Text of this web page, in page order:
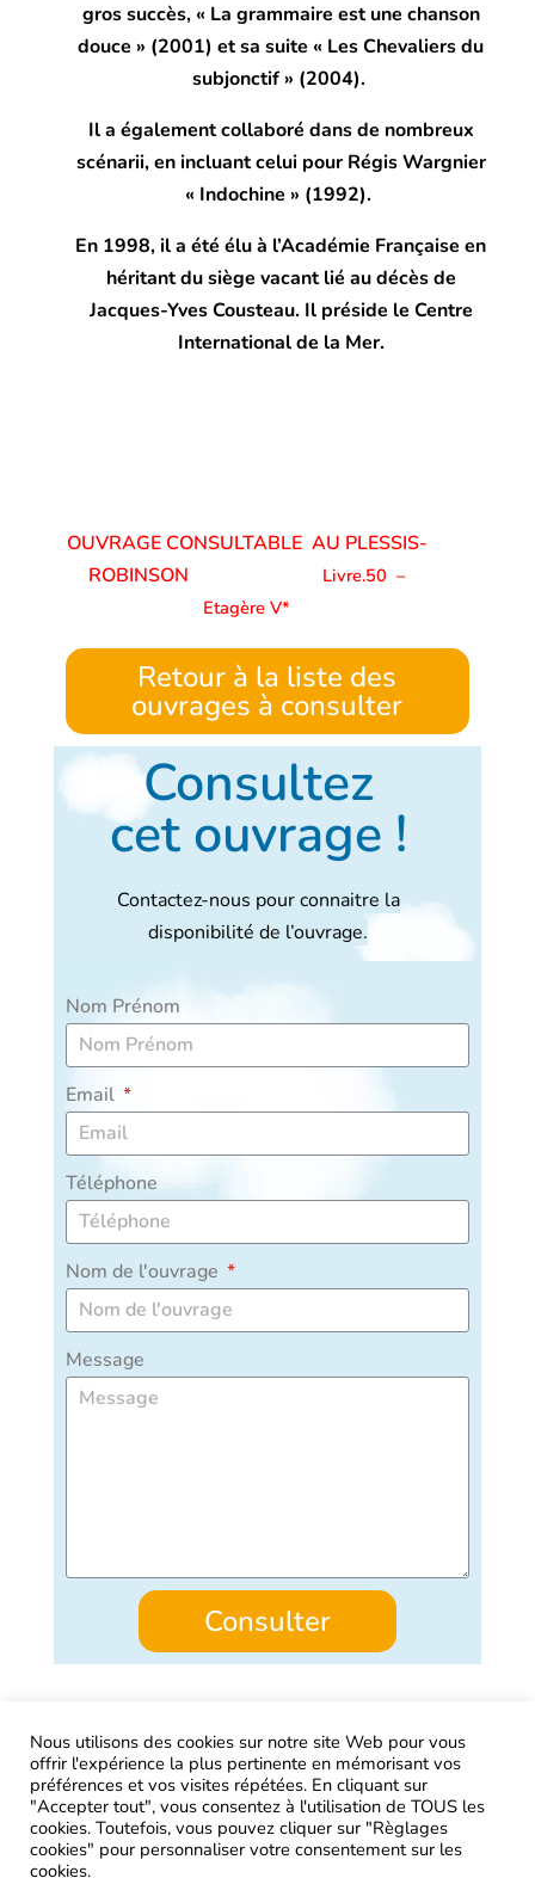
gros succès, « La grammaire est une chanson
douce » (2001) et sa suite « Les Chevaliers du
subjonctif » (2004).
Il a également collaboré dans de nombreux
scénarii, en incluant celui pour Régis Wargnier
« Indochine » (1992).
En 1998, il a été élu à l’Académie Française en
héritant du siège vacant lié au décès de
Jacques-Yves Cousteau. Il préside le Centre
International de la Mer.
OUVRAGE CONSULTABLE AU PLESSIS-
ROBINSON Livre.50 –
Etagère V*
Retour à la liste des
ouvrages à consulter
Consultez
cet ouvrage !
Contactez-nous pour connaitre la
disponibilité de l’ouvrage.
Nom Prénom
Email
Téléphone
Nom de l'ouvrage
Message
Consulter
AIRtage 2024© Tous droits réservés
Mentions légales
Contactez-nous !
Nous utilisons des cookies sur notre site Web pour vous
offrir l'expérience la plus pertinente en mémorisant vos
préférences et vos visites répétées. En cliquant sur
"Accepter tout", vous consentez à l'utilisation de TOUS les
cookies. Toutefois, vous pouvez cliquer sur "Règlages
cookies" pour personnaliser votre consentement sur les
cookies.